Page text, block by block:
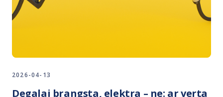
2026-04-13
Degalai brangsta, elektra – ne: ar verta